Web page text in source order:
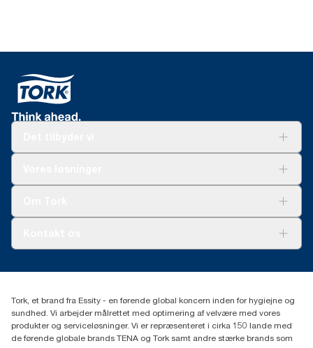
Smiley-rapport
(+45) 48 16 82 44
Professional Hygiene
Gydevang 33
DK-3450 Allerød
Tork, et brand fra Essity - en førende global koncern inden for hygiejne og
sundhed. Vi arbejder målrettet med optimering af velvære med vores
produkter og serviceløsninger. Vi er repræsenteret i cirka 150 lande med
de førende globale brands TENA og Tork samt andre stærke brands som